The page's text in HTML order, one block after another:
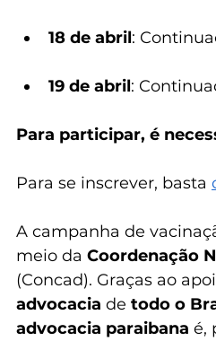
18 de abril:
19 de abril:
Para participar, é
Para se inscrever, basta
A campanha de
meio da Coordenação
(Concad). Graças ao
advocacia de todo o
advocacia paraibana é,